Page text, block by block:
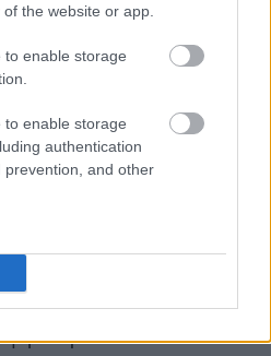
the website or app.
to enable storage
to enable storage
authentication
and other
από τις γυναίκες.
στους άνδρες
85%, στις γυναίκες
. Συνολικά, τα ποσοστά
ήταν 22% έως 30%
των γυναικών.
συμπεράσματα ότι
ποσοστά